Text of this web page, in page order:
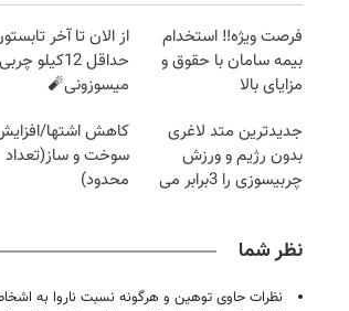
فرصت ویژه‼️ استخدام
بیمه سامان با حقوق و
مزایای بالا
از الان تا آخر
حداقل 12کیلو چربی
میسوزونی🧨
جدیدترین متد لاغری
بدون رژیم و ورزش
چربیسوزی را 3برابر می
کاهش اشتها/
سوخت و ساز(تعداد
محدود)
نظر شما
نظرات حاوی توهین و هرگونه نسبت ناروا به